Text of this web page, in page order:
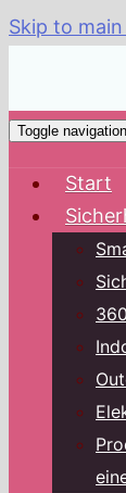
Skip to
Toggle navigation
Start